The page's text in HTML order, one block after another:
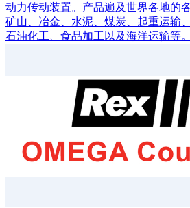
动力传动装置。产品遍及世界各地的
矿山、冶金、水泥、煤炭、起重运输
石油化工、食品加工以及海洋运输等。